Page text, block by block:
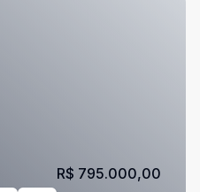
R$ 795.000,00